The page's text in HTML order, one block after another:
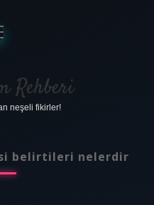
Rehberi
neşeli fikirler!
belirtileri nelerdir